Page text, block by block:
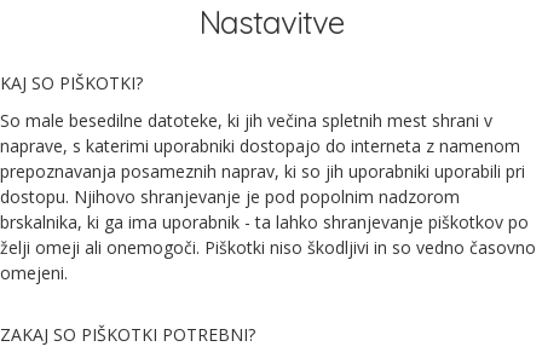
Nastavitve
KAJ SO PIŠKOTKI?
So male besedilne datoteke, ki jih večina spletnih mest shrani v
naprave, s katerimi uporabniki dostopajo do interneta z namenom
prepoznavanja posameznih naprav, ki so jih uporabniki uporabili pri
dostopu. Njihovo shranjevanje je pod popolnim nadzorom
brskalnika, ki ga ima uporabnik - ta lahko shranjevanje piškotkov po
želji omeji ali onemogoči. Piškotki niso škodljivi in so vedno časovno
omejeni.
ZAKAJ SO PIŠKOTKI POTREBNI?